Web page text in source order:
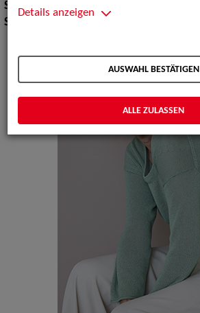
Schuhgröße:
40
Specials:
Details anzeigen
AUSWAHL BESTÄTIGEN
ALLE ZULASSEN